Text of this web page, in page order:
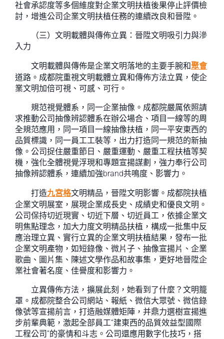
社會承認度等多個維度對企業文明扶植後果停止評價檢
討，增進公司企業文明扶植任務的連續改良和晉陞。
（三）文明載體與傳佈立異：晉陞文明吸引力與滲
入力
文明載體與傳佈是企業文明落地的主要手腕和聚會
道路。成都院重視文明載體立異和傳佈方法立異，使企
業文明加倍可視、可感、可行。
規范視覺體系，同一企業抽像。成都院嚴厲依照請
求推動公司抽像辨認體系在辦公場合、項目一線等的周
全規范應用，同一項目一線抽像扶植，同一平安東西的
品質標識，同一員工工裝等，出力打造同一規范的新抽
像。公司捉住嚴重節日、嚴重運動、嚴重工程扶植等契
機，強化全體視覺浮現和專題宣揚謀劃，強力奉行公司
抽像辨認體系，連續加強brand共鳴度、影響力。
打造九宮格文明精品，晉陞文明影響。成都院扶植
企業文明展室，展現企業成長史、成績史和優良文明。
公司保持切近現實、切近下層、切近員工，依據企業文
明焦點理念，加大力度文明精品扶植，構成一批集中反
應治理立異、實行立異的企業文明扶植結果，發布一批
企業文明產物，如短錄像、微片子、抽像宣揚片、企業
歌曲、圖片集、陳述文學作品和故事集，更好地晉陞企
業社會著名度、佳譽度和影響力。
立異傳佈方法，擴展此刻，她看到了什麼？文明籠
罩。成都院整合公司網站、報紙、微信大眾號、微信錄
像號等宣揚前言，打造融媒體矩陣，并鼎力選樹宣揚進
步前輩典範，激起全部員工“建東西的品質效益型國際
工程公司”的豪情和斗志。公司還應用數字化技巧，搭